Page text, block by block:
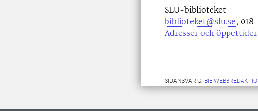
SLU-biblioteket
biblioteket@slu.se,
Adresser och öppettider
SIDANSVARIG: BIB-